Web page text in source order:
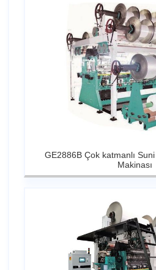
GE2886B Çok katmanlı
Makinası